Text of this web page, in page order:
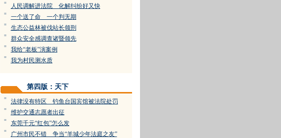
= 人民调解进法院 化解纠纷好又快
= 一个送了命 一个判无期
= 生态公益林被伐站长领刑
= 群众安全感调查诸暨领先
= 我给“老板”演案例
= 我为村民测水质
第四版：天下
= 法律没有特区 钓鱼台国宾馆被法院处罚
= 维护交通志愿者出征
= 东莞千元“红包”怎么发
= 广州市民不错 争当“羊城少年法庭之友”